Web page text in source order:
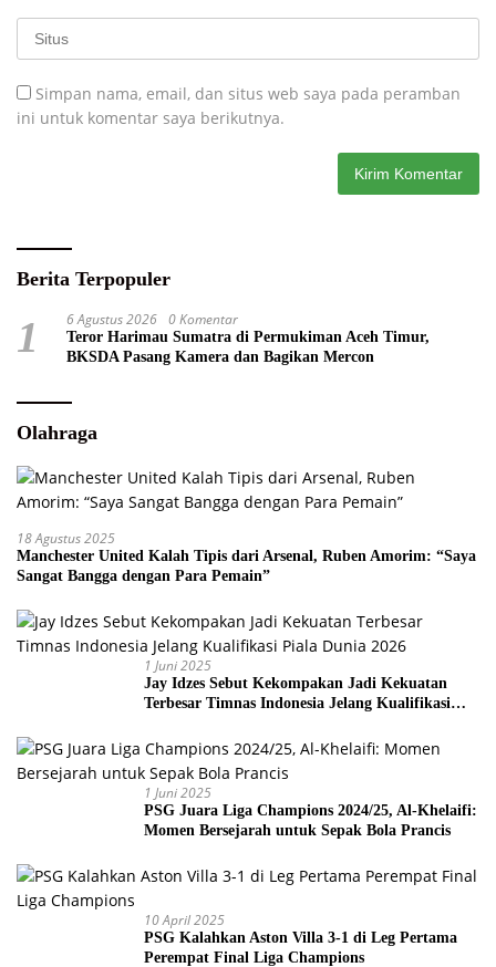
Simpan nama, email, dan situs web saya pada peramban
ini untuk komentar saya berikutnya.
Berita Terpopuler
1 6 Agustus 2026 0 Komentar
Teror Harimau Sumatra di Permukiman Aceh Timur,
BKSDA Pasang Kamera dan Bagikan Mercon
Olahraga
18 Agustus 2025
Manchester United Kalah Tipis dari Arsenal, Ruben Amorim: “Saya
Sangat Bangga dengan Para Pemain”
1 Juni 2025
Jay Idzes Sebut Kekompakan Jadi Kekuatan
Terbesar Timnas Indonesia Jelang Kualifikasi
1 Juni 2025
PSG Juara Liga Champions 2024/25, Al-Khelaifi:
Momen Bersejarah untuk Sepak Bola Prancis
10 April 2025
PSG Kalahkan Aston Villa 3-1 di Leg Pertama
Perempat Final Liga Champions